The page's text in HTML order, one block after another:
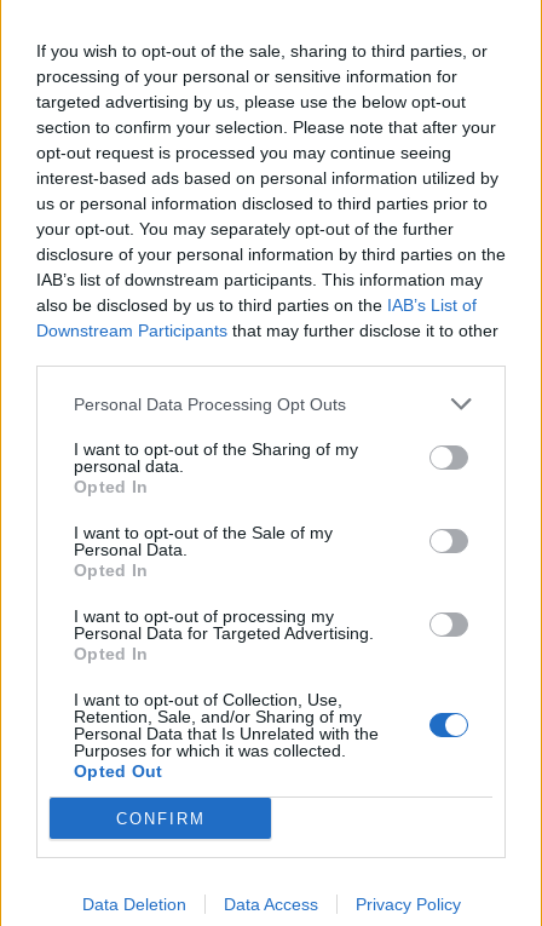
If you wish to opt-out of the sale, sharing to third parties, or
processing of your personal or sensitive information for
targeted advertising by us, please use the below opt-out
section to confirm your selection. Please note that after your
opt-out request is processed you may continue seeing
interest-based ads based on personal information utilized by
us or personal information disclosed to third parties prior to
your opt-out. You may separately opt-out of the further
disclosure of your personal information by third parties on the
IAB’s list of downstream participants. This information may
also be disclosed by us to third parties on the IAB’s List of
Downstream Participants that may further disclose it to other
Personal Data Processing Opt Outs
I want to opt-out of the Sharing of my
personal data.
Opted In
I want to opt-out of the Sale of my
Personal Data.
Opted In
I want to opt-out of processing my
Personal Data for Targeted Advertising.
Opted In
I want to opt-out of Collection, Use,
Retention, Sale, and/or Sharing of my
Personal Data that Is Unrelated with the
Purposes for which it was collected.
Opted Out
CONFIRM
Data Deletion Data Access Privacy Policy
požarov pozivi občanom k takojšnjemu
obveščanju policije
6. avgust 2026
Pred nami vroč četrtek, v petek
osvežitev
5. avgust 2026
Opozorilo: Po 297. členu Kazenskega zakonika je
sovraštva, nasilja ali nestrpnosti. Komentarji z žaljivimi,
rasističnimi, diskriminatornimi ali nezakonitimi vsebinami
bodo odstranjeni.
Failed to fetch
Najbolj brano
kanalizacije na območju Penšek v Florjanu
(VIDEO) "Mislil sem, da je konec": Lastnik
velenjske picerije o padcu s padalom na
Hrvaškem
3
kolesar
4
Znanih več informacij o tragediji v Vuhredu: V
Od srede bo v Florjanu pod cerkvijo